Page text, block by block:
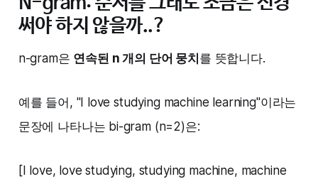
써야 하지 않을까..?
n-gram은 연속된 n 개의 단어 뭉치를 뜻합니다.
예를 들어, "I love studying machine learning"이라는
문장에 나타나는 bi-gram (n=2)은:
[I love, love studying, studying machine, machine